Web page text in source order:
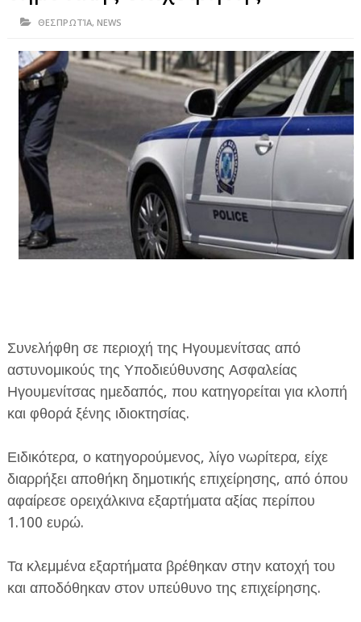
ΗΠΕΙΡΟΣ
ΑΡΤΑ
ΙΩΑΝΝΙΝΑ
ΘΕΣΠΡΩΤΙΑ
ΙΟΝΙΑ ΝΗΣΙΑ
ΚΑΙ ΕΛΛΑΔΑ
ΥΓΕΙΑ-ΟΜΟΡΦΙΑ
ΔΙΕΘΝΗ
ΕΦΗΜΕΡΙΔΑ Η ΠΑΡΓΑ
ΠΛΗΡΟΦΟΡΙΕΣ
ΘΕΣΠΡΩΤΊΑ, NEWS
Συνελήφθη σε περιοχή της Ηγουμενίτσας από
αστυνομικούς της Υποδιεύθυνσης Ασφαλείας
Ηγουμενίτσας ημεδαπός, που κατηγορείται για κλοπή
και φθορά ξένης ιδιοκτησίας.
Ειδικότερα, ο κατηγορούμενος, λίγο νωρίτερα, είχε
διαρρήξει αποθήκη δημοτικής επιχείρησης, από όπου
αφαίρεσε ορειχάλκινα εξαρτήματα αξίας περίπου
1.100 ευρώ.
Τα κλεμμένα εξαρτήματα βρέθηκαν στην κατοχή του
και αποδόθηκαν στον υπεύθυνο της επιχείρησης.